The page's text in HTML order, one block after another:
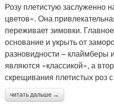
Розу плетистую заслуженно
цветов». Она
переживает зимовки.
основание и укрыть от
разновидности –
являются «классикой», а
скрещивания плетистых роз
читать дальше →